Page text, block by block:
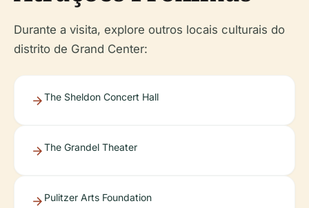
Durante a visita, explore outros locais culturais do
distrito de Grand Center:
The Sheldon Concert Hall
The Grandel Theater
Pulitzer Arts Foundation